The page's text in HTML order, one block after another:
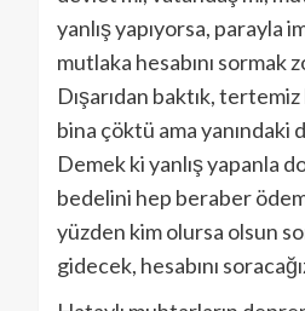
yanlış yapıyorsa, parayla
mutlaka hesabını sormak
Dışarıdan baktık,
bina çöktü ama yanındaki
Demek ki yanlış yapanla
bedelini hep beraber
yüzden kim olursa olsun
gidecek, hesabını